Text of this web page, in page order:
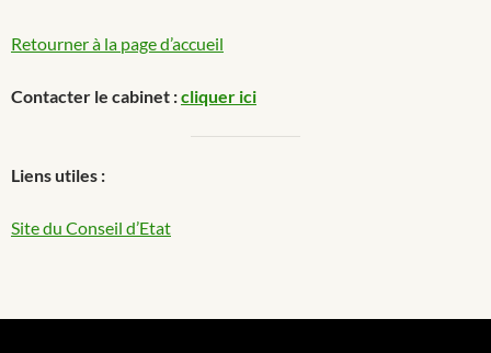
Retourner à la page d’accueil
Contacter le cabinet :cliquer ici
Liens utiles :
Site du Conseil d’Etat